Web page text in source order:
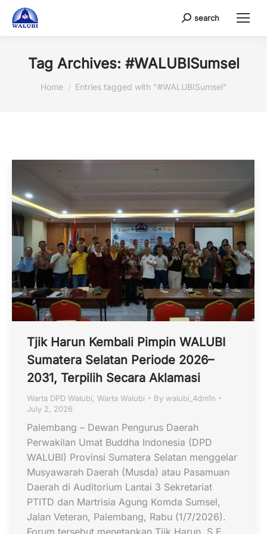
Search:
search
Tag Archives: #WALUBISumsel
You are here:
Home Entries tagged with "#WALUBISumsel"
Tjik Harun Kembali Pimpin WALUBI
Sumatera Selatan Periode 2026–
2031, Terpilih Secara Aklamasi
Warta DPD Walubi Warta Walubi By walubi_4dm1n
July 2, 2026
Palembang – Dewan Pengurus Daerah
Perwakilan Umat Buddha Indonesia (DPD
WALUBI) Provinsi Sumatera Selatan menggelar
Musyawarah Daerah (Musda) atau Pasamuan
Daerah di Auditorium Lantai 3 Sekretariat
PTITD dan Martrisia Agung Komda Sumsel,
Jalan Veteran, Palembang, Rabu (1/7/2026).